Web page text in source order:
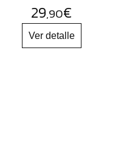
29,90€